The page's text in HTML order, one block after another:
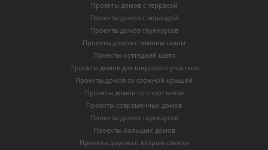
Проекты домов с террасой
Проекты домов с верандой
Проекты домов таунхаусов
Проекты домов с зимним садом
Проекты коттеджей шато
Проекты домов для широкого участков
Проекты домов со сложной крышей
Проекты домов со спортзалом
Проекты современных домов
Проекты домов таунхаусов
Проекты больших домов
Проекты домов со вторым светом